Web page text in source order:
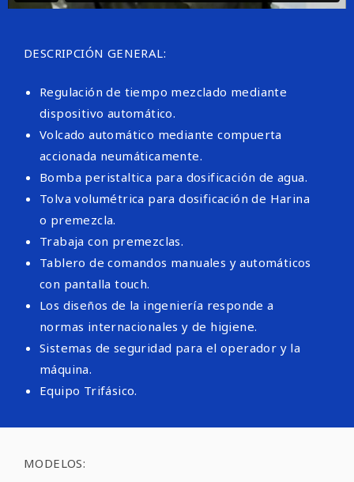
DESCRIPCIÓN GENERAL:
Regulación de tiempo mezclado mediante
dispositivo automático.
Volcado automático mediante compuerta
accionada neumáticamente.
Bomba peristaltica para dosificación de agua.
Tolva volumétrica para dosificación de Harina
o premezcla.
Trabaja con premezclas.
Tablero de comandos manuales y automáticos
con pantalla touch.
Los diseños de la ingeniería responde a
normas internacionales y de higiene.
Sistemas de seguridad para el operador y la
máquina.
Equipo Trifásico.
MODELOS: